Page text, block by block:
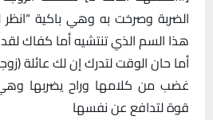
الضربة وصرخت به وهي باكية
هذا السم الذي تنتشيه أما كفاك
أما حان الوقت لتدرك إن لك عائلة
غضب من كلامها وراح يضربها
قوة لتدافع عن نفسها